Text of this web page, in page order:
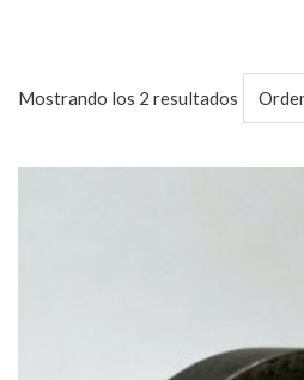
Mostrando los 2 resultados